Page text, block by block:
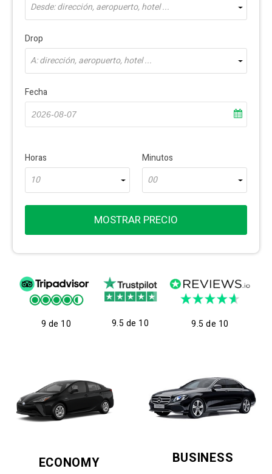
Desde: dirección, aeropuerto, hotel ...
Drop
A: dirección, aeropuerto, hotel ...
Fecha
Horas
10
Minutos
00
MOSTRAR PRECIO
9 de 10 9.5 de 10 9.5 de 10
ECONOMY BUSINESS